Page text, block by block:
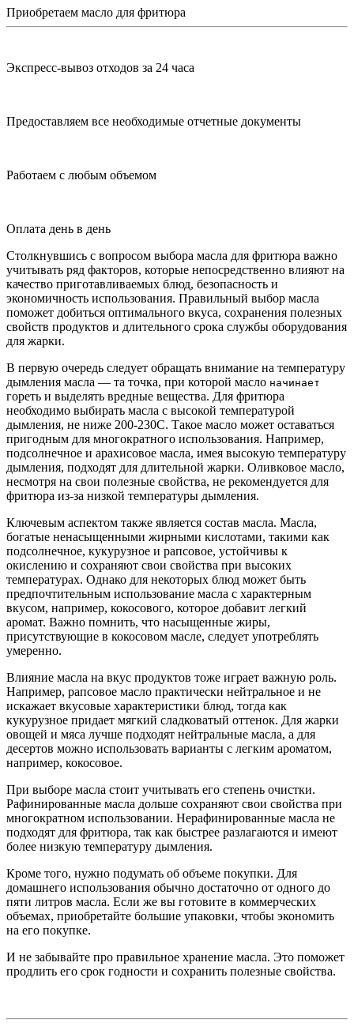
Приобретаем масло для фритюра
Экспресс-вывоз отходов за 24 часа
Предоставляем все необходимые отчетные документы
Работаем с любым объемом
Оплата день в день
Столкнувшись с вопросом выбора масла для фритюра важно
учитывать ряд факторов, которые непосредственно влияют на
качество приготавливаемых блюд, безопасность и
экономичность использования. Правильный выбор масла
поможет добиться оптимального вкуса, сохранения полезных
свойств продуктов и длительного срока службы оборудования
для жарки.
В первую очередь следует обращать внимание на температуру
дымления масла — та точка, при которой масло начинает
гореть и выделять вредные вещества. Для фритюра
необходимо выбирать масла с высокой температурой
дымления, не ниже 200-230C. Такое масло может оставаться
пригодным для многократного использования. Например,
подсолнечное и арахисовое масла, имея высокую температуру
дымления, подходят для длительной жарки. Оливковое масло,
несмотря на свои полезные свойства, не рекомендуется для
фритюра из-за низкой температуры дымления.
Ключевым аспектом также является состав масла. Масла,
богатые ненасыщенными жирными кислотами, такими как
подсолнечное, кукурузное и рапсовое, устойчивы к
окислению и сохраняют свои свойства при высоких
температурах. Однако для некоторых блюд может быть
предпочтительным использование масла с характерным
вкусом, например, кокосового, которое добавит легкий
аромат. Важно помнить, что насыщенные жиры,
присутствующие в кокосовом масле, следует употреблять
умеренно.
Влияние масла на вкус продуктов тоже играет важную роль.
Например, рапсовое масло практически нейтральное и не
искажает вкусовые характеристики блюд, тогда как
кукурузное придает мягкий сладковатый оттенок. Для жарки
овощей и мяса лучше подходят нейтральные масла, а для
десертов можно использовать варианты с легким ароматом,
например, кокосовое.
При выборе масла стоит учитывать его степень очистки.
Рафинированные масла дольше сохраняют свои свойства при
многократном использовании. Нерафинированные масла не
подходят для фритюра, так как быстрее разлагаются и имеют
более низкую температуру дымления.
Кроме того, нужно подумать об объеме покупки. Для
домашнего использования обычно достаточно от одного до
пяти литров масла. Если же вы готовите в коммерческих
объемах, приобретайте большие упаковки, чтобы экономить
на его покупке.
И не забывайте про правильное хранение масла. Это поможет
продлить его срок годности и сохранить полезные свойства.